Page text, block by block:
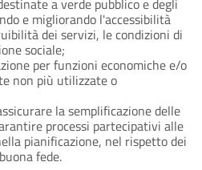
e migliorando l'accessibilità
dei servizi, le condizioni di
sociale;
per funzioni economiche e/o
non più utilizzate o
la semplificazione delle
processi partecipativi alle
pianificazione, nel rispetto dei
fede.